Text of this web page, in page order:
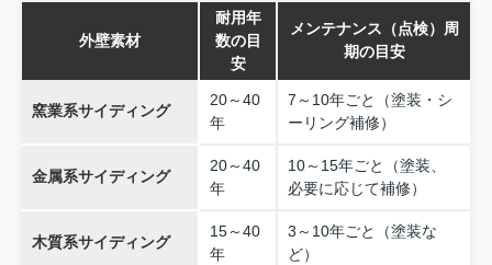
外壁素材
耐用年
数の目
安
メンテナンス（点検）周
期の目安
窯業系サイディング
20～40
年
7～10年ごと（塗装・シ
ーリング補修）
金属系サイディング
20～40
年
10～15年ごと（塗装、
必要に応じて補修）
木質系サイディング
15～40
年
3～10年ごと（塗装な
ど）